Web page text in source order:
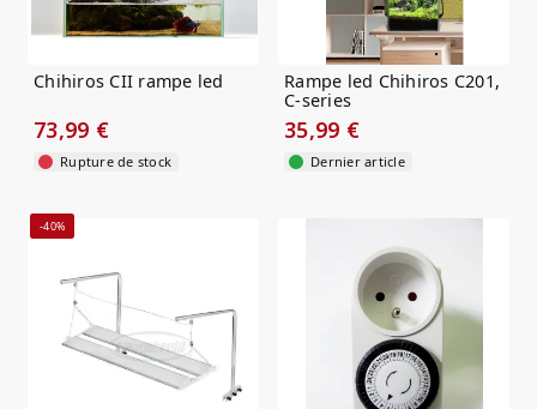
Chihiros CII rampe led
73,99 €
Rupture de stock
Rampe led Chihiros C201,
C-series
35,99 €
Dernier article
-40%